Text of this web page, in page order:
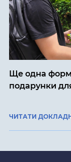
Ще одна
подарунки
ЧИТАТИ